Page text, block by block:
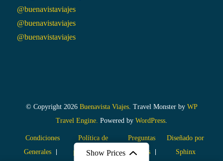
Show Prices
@buenavistaviajes
@buenavistaviajes
@buenavistaviajes
© Copyright 2026 Buenavista Viajes Travel Monster by WP
Travel Engine.
Powered by WordPress
Condiciones
Generales
Política de
privacidad
Preguntas
Diseñado por
Sphinx